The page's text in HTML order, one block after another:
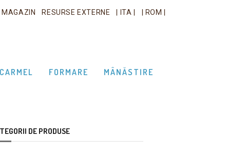
MAGAZIN RESURSE EXTERNE | ITA | | ROM |
CARMEL FORMARE MÂNĂSTIRE
DE PRODUSE